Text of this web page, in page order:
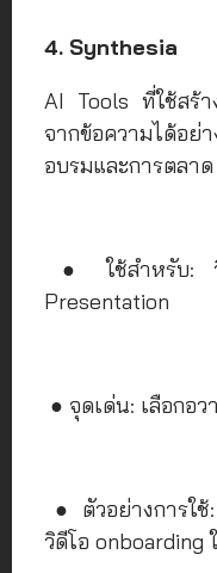
4. Synthesia
AI Tools ที่ใช้สร้า
จากข้อความได้อย่
อบรมและการตลาด
● ใช้สำหรับ: วิ
Presentation
● จุดเด่น: เลือกอ
● ตัวอย่างการใ
วิดีโอ onboarding